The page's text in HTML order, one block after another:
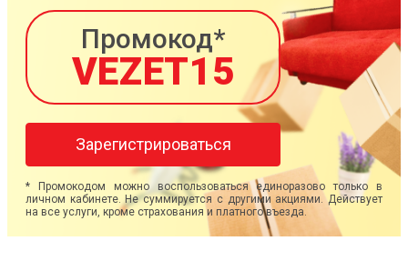
Промокод*
VEZET15
Зарегистрироваться
* Промокодом можно воспользоваться единоразово только в
личном кабинете. Не суммируется с другими акциями. Действует
на все услуги, кроме страхования и платного въезда.